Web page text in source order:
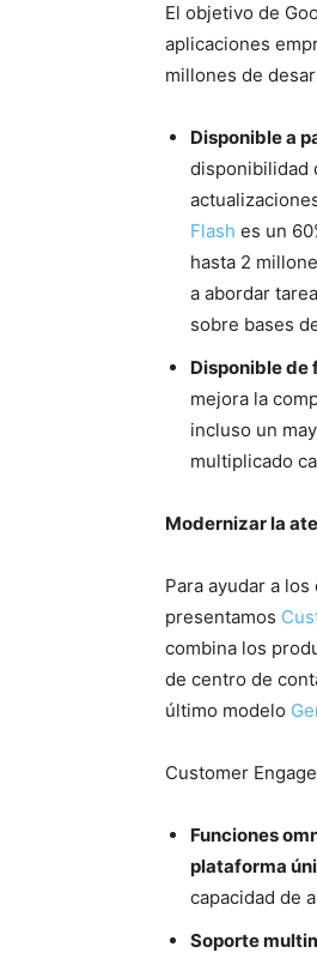
El objetivo de
aplicaciones
millones de
Disponible a
disponibilidad
Flash es un
hasta 2
a abordar
sobre bases
Disponible de
mejora la
incluso un
multiplicado
Modernizar la
Para ayudar a
presentamos
combina los
de centro de
último modelo
Customer
Funciones
plataforma
capacidad de
Soporte